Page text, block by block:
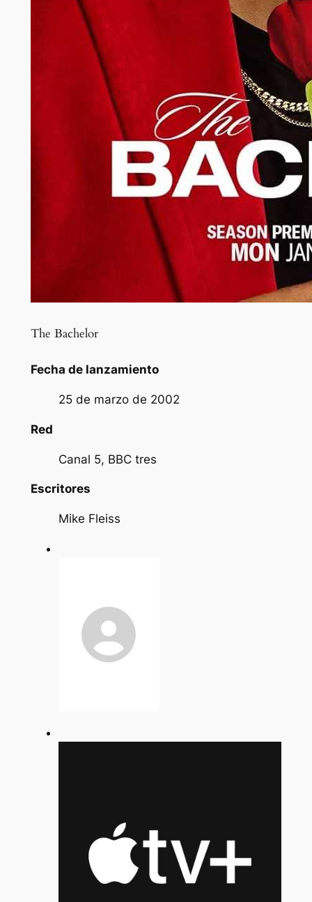
The Bachelor
Fecha de lanzamiento
25 de marzo de 2002
Red
Canal 5, BBC tres
Escritores
Mike Fleiss